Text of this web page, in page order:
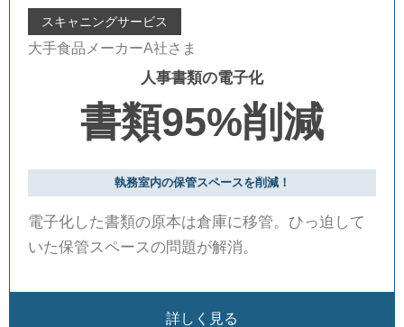
スキャニングサービス
大手食品メーカーA社さま
人事書類の電子化
書類95%削減
執務室内の保管スペースを削減！
電子化した書類の原本は倉庫に移管。ひっ迫して
いた保管スペースの問題が解消。
詳しく見る